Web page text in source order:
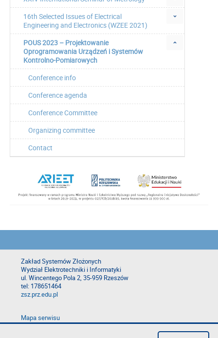
16th Selected Issues of Electrical
Engineering and Electronics (WZEE 2021)
POUS 2023 – Projektowanie
Oprogramowania Urządzeń i Systemów
Kontrolno-Pomiarowych
Conference info
Conference agenda
Conference Committee
Organizing committee
Contact
Zakład Systemów Złożonych
Wydział Elektrotechniki i Informatyki
ul. Wincentego Pola 2, 35-959 Rzeszów
tel: 178651464
zsz.prz.edu.pl
Mapa serwisu
Deklaracja dostępności